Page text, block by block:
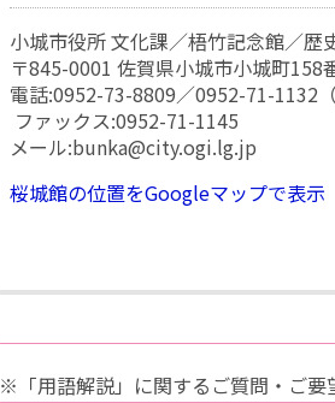
小城市役所 文化課／梧竹記念館／歴
〒845-0001 佐賀県小城市小城町158
電話:0952-73-8809／0952-71-1132
ファックス:0952-71-1145
メール:bunka@city.ogi.lg.jp
桜城館の位置をGoogleマップで表示
※「用語解説」に関するご質問・ご要